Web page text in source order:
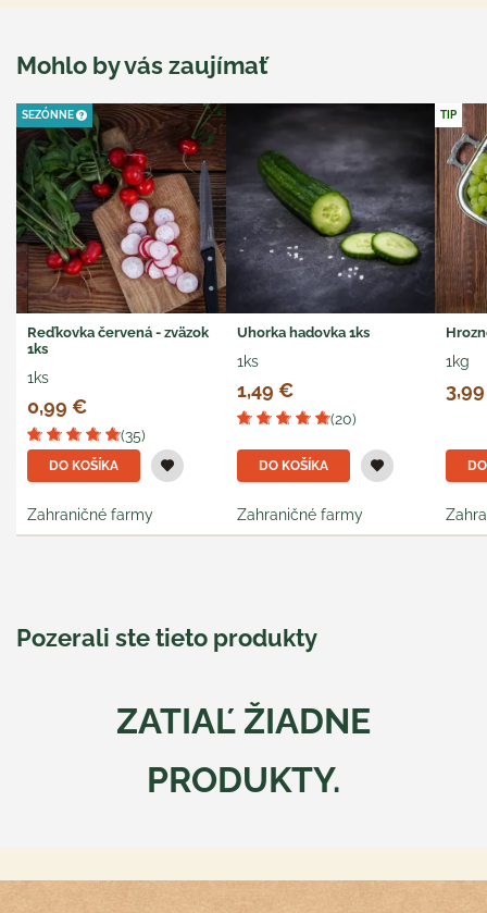
Mohlo by vás zaujímať
SEZÓNNE
Reďkovka červená - zväzok
1ks
1ks
0,99 €
(35)
DO KOŠÍKA
Zahraničné farmy
Uhorka hadovka 1ks
1ks
1,49 €
(20)
DO KOŠÍKA
Zahraničné farmy
TIP
1kg
Pozerali ste tieto produkty
ZATIAĽ ŽIADNE
PRODUKTY.